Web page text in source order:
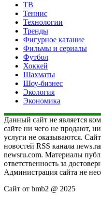
ТВ
Теннис
Технологии
Тренды
Фигурное катание
Фильмы и сериалы
Футбол
Хоккей
Шахматы
Шоу-бизнес
Экология
Экономика
Данный сайт не является
сайте ни чего не продают,
услуги не оказываются.
новостей RSS канала
newsru.com. Материалы
ответственность за
Администрация сайта не
Сайт от bmb2 @ 2025